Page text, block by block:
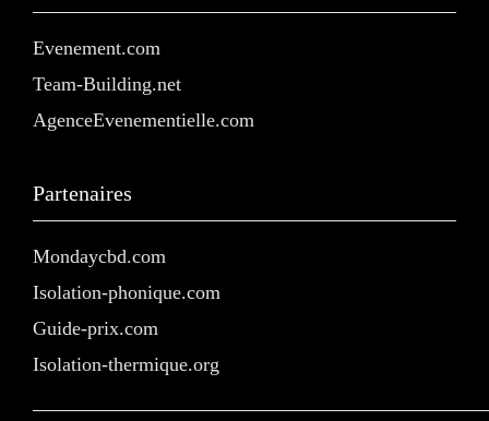
Evenement.com
Team-Building.net
AgenceEvenementielle.com
Partenaires
Mondaycbd.com
Isolation-phonique.com
Guide-prix.com
Isolation-thermique.org